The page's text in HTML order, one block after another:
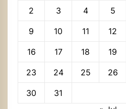
2 3 4 5
9 10 11 12
16 17 18 19
23 24 25 26
30
31